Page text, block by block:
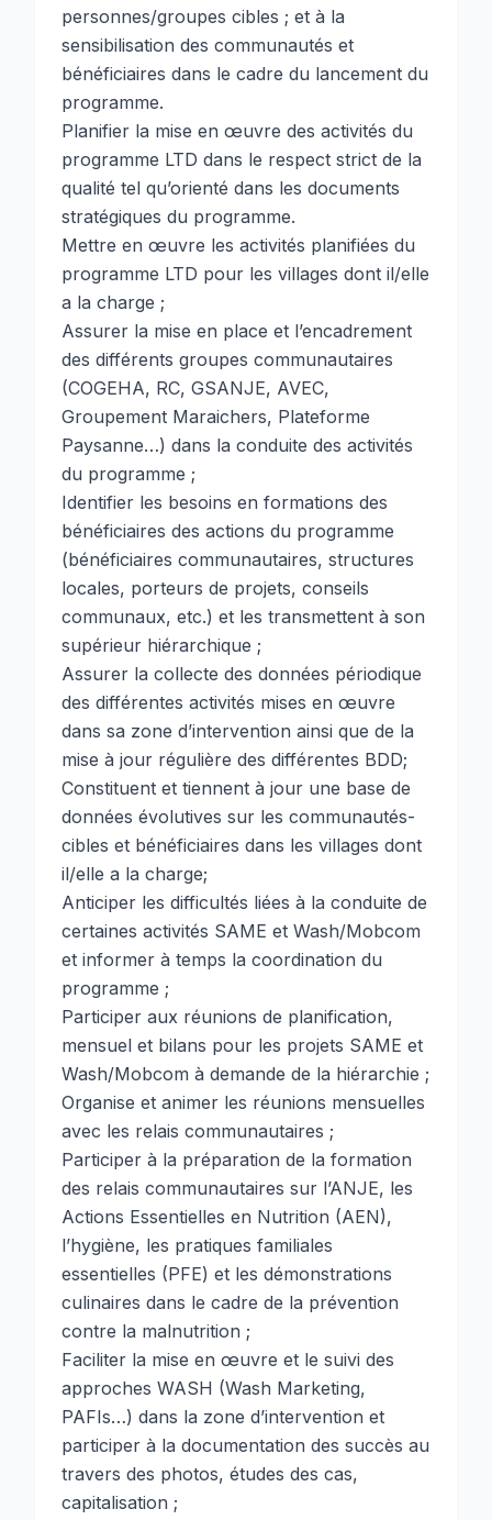
personnes/groupes cibles ; et à la
sensibilisation des communautés et
bénéficiaires dans le cadre du lancement du
programme.
Planifier la mise en œuvre des activités du
programme LTD dans le respect strict de la
qualité tel qu’orienté dans les documents
stratégiques du programme.
Mettre en œuvre les activités planifiées du
programme LTD pour les villages dont il/elle
a la charge ;
Assurer la mise en place et l’encadrement
des différents groupes communautaires
(COGEHA, RC, GSANJE, AVEC,
Groupement Maraichers, Plateforme
Paysanne…) dans la conduite des activités
du programme ;
Identifier les besoins en formations des
bénéficiaires des actions du programme
(bénéficiaires communautaires, structures
locales, porteurs de projets, conseils
communaux, etc.) et les transmettent à son
supérieur hiérarchique ;
Assurer la collecte des données périodique
des différentes activités mises en œuvre
dans sa zone d’intervention ainsi que de la
mise à jour régulière des différentes BDD;
Constituent et tiennent à jour une base de
données évolutives sur les communautés-
cibles et bénéficiaires dans les villages dont
il/elle a la charge;
Anticiper les difficultés liées à la conduite de
certaines activités SAME et Wash/Mobcom
et informer à temps la coordination du
programme ;
Participer aux réunions de planification,
mensuel et bilans pour les projets SAME et
Wash/Mobcom à demande de la hiérarchie ;
Organise et animer les réunions mensuelles
avec les relais communautaires ;
Participer à la préparation de la formation
des relais communautaires sur l’ANJE, les
Actions Essentielles en Nutrition (AEN),
l’hygiène, les pratiques familiales
essentielles (PFE) et les démonstrations
culinaires dans le cadre de la prévention
contre la malnutrition ;
Faciliter la mise en œuvre et le suivi des
approches WASH (Wash Marketing,
PAFIs…) dans la zone d’intervention et
participer à la documentation des succès au
travers des photos, études des cas,
capitalisation ;